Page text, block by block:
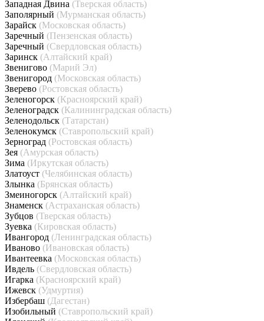
Западная Двина (Тверская область)
Заполярный (Мурманская область)
Зарайск (Московская область)
Заречный (Пензенская область)
Заречный (Свердловская область)
Заринск (Алтайский край)
Звенигово (Марий Эл)
Звенигород (Московская область)
Зверево (Ростовская область)
Зеленогорск (Красноярский край)
Зеленоградск (Калининградская область)
Зеленодольск (Татарстан)
Зеленокумск (Ставропольский край)
Зерноград (Ростовская область)
Зея (Амурская область)
Зима (Иркутская область)
Златоуст (Челябинская область)
Злынка (Брянская область)
Змеиногорск (Алтайский край)
Знаменск (Астраханская область)
Зубцов (Тверская область)
Зуевка (Кировская область)
Ивангород (Ленинградская область)
Иваново (Ивановская область)
Ивантеевка (Московская область)
Ивдель (Свердловская область)
Игарка (Красноярский край)
Ижевск (Удмуртия)
Избербаш (Дагестан)
Изобильный (Ставропольский край)